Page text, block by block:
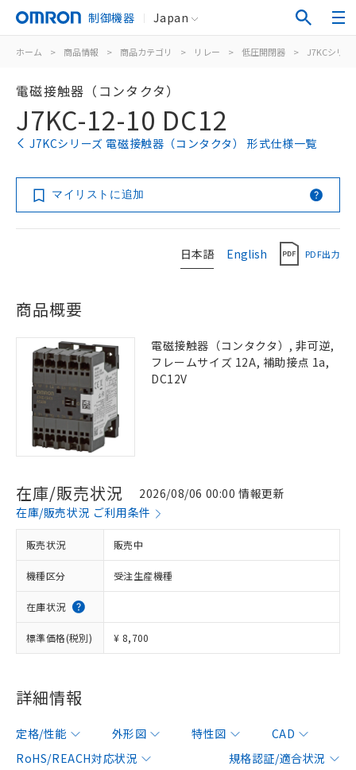
制御機器 Japan
ホーム > 商品情報 > 商品カテゴリ > リレー > 低圧開閉器 > J7KCシリー
電磁接触器（コンタクタ）
J7KC-12-10 DC12
J7KCシリーズ 電磁接触器（コンタクタ） 形式仕様一覧
マイリストに追加
日本語 English PDF出力
商品概要
電磁接触器（コンタクタ）, 非可逆,
フレームサイズ 12A, 補助接点 1a,
DC12V
在庫/販売状況
2026/08/06 00:00 情報更新
在庫/販売状況 ご利用条件
販売状況 販売中
機種区分 受注生産機種
在庫状況
標準価格(税別) ¥ 8,700
詳細情報
定格/性能 外形図 特性図
CAD
RoHS/REACH対応状況
規格認証/適合状況